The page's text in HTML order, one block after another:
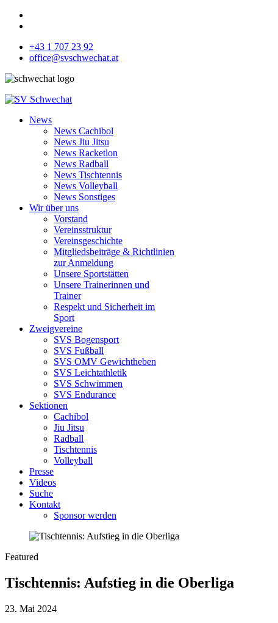
+43 1 707 23 92
office@svschwechat.at
News
News Cachibol
News Jiu Jitsu
News Racketlon
News Radball
News Tischtennis
News Volleyball
News Sonstiges
Wir über uns
Vorstand
Vereinsstruktur
Vereinsgeschichte
Mitgliedsbeiträge & Richtlinien
zur Anmeldung
Unsere Sportstätten
Unsere Trainerinnen und
Trainer
Respekt und Sicherheit im
Sport
Zweigvereine
SVS Bogensport
SVS Fußball
SVS OMV Gewichtheben
SVS Leichtathletik
SVS Schwimmen
SVS Endurance
Sektionen
Cachibol
Jiu Jitsu
Radball
Tischtennis
Volleyball
Presse
Videos
Suche
Kontakt
Sponsor werden
Featured
Tischtennis: Aufstieg in die Oberliga
23. Mai 2024